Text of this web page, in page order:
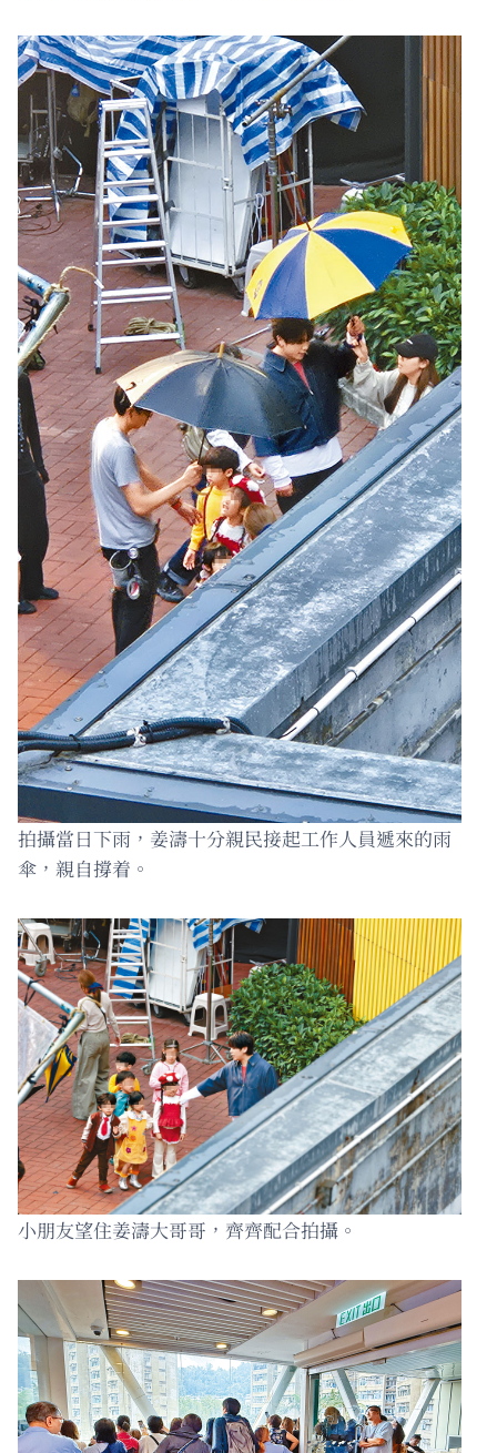
拍攝當日下雨，姜濤十分親民接起工作人員遞來的雨
傘，親自撐着。
小朋友望住姜濤大哥哥，齊齊配合拍攝。